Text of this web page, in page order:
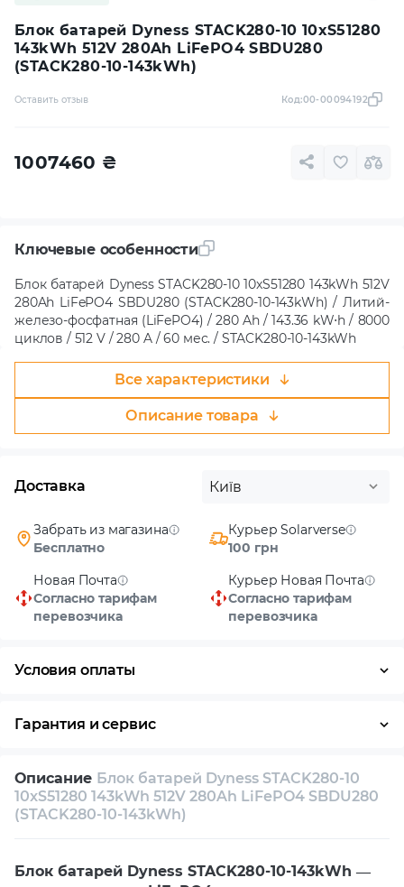
Блок батарей Dyness STACK280-10 10xS51280
143kWh 512V 280Ah LiFePO4 SBDU280
(STACK280-10-143kWh)
Оставить отзыв Код:00-00094192
1007460 ₴
Ключевые особенности
Блок батарей Dyness STACK280-10 10xS51280 143kWh 512V
280Ah LiFePO4 SBDU280 (STACK280-10-143kWh) / Литий-
железо-фосфатная (LiFePO4) / 280 Ah / 143.36 kW⋅h / 8000
циклов / 512 V / 280 A / 60 мес. / STACK280-10-143kWh
Все характеристики
Описание товара
Доставка Київ
Забрать из магазина
Бесплатно
Курьер Solarverse
100 грн
Новая Почта
Согласно тарифам
перевозчика
Курьер Новая Почта
Согласно тарифам
перевозчика
Условия оплаты
Гарантия и сервис
Собственный сервисный центр
Техническая поддержка
Описание Блок батарей Dyness STACK280-10
10xS51280 143kWh 512V 280Ah LiFePO4 SBDU280
(STACK280-10-143kWh)
Блок батарей Dyness STACK280-10-143kWh —